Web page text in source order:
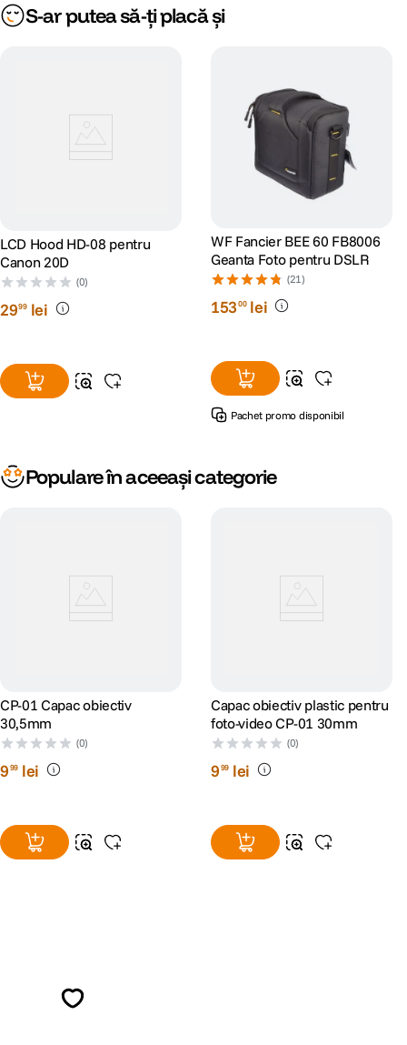
S-ar putea să-ți placă și
LCD Hood HD-08 pentru
Canon 20D
(0)
2999 lei
WF Fancier BEE 60 FB8006
Geanta Foto pentru DSLR
(21)
15300 lei
Pachet promo disponibil
Populare în aceeași categorie
CP-01 Capac obiectiv
30,5mm
(0)
999 lei
Capac obiectiv plastic pentru
foto-video CP-01 30mm
(0)
999 lei